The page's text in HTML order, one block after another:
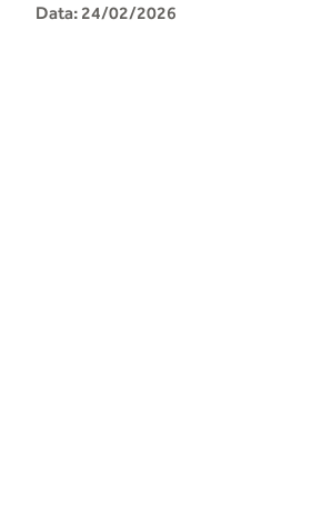
Data: 24/02/2026